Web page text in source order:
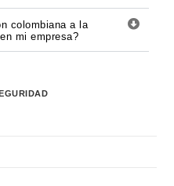
colombiana a la
mi empresa?